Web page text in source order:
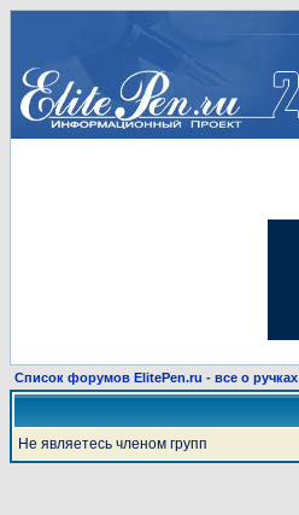
Список форумов ElitePen.ru - все о ручках
Не являетесь членом групп